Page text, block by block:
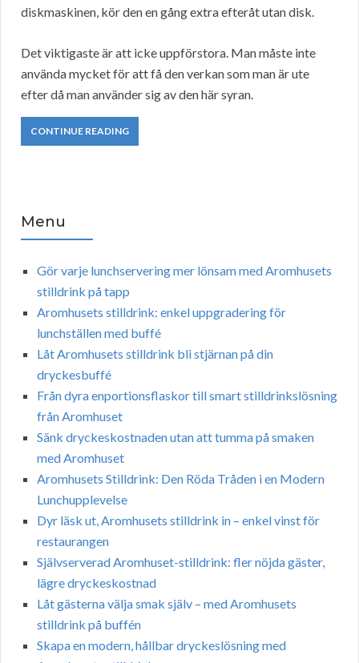
diskmaskinen, kör den en gång extra efteråt utan disk.
Det viktigaste är att icke uppförstora. Man måste inte
använda mycket för att få den verkan som man är ute
efter då man använder sig av den här syran.
CONTINUE READING
Menu
Gör varje lunchservering mer lönsam med Aromhusets
stilldrink på tapp
Aromhusets stilldrink: enkel uppgradering för
lunchställen med buffé
Låt Aromhusets stilldrink bli stjärnan på din
dryckesbuffé
Från dyra enportionsflaskor till smart stilldrinkslösning
från Aromhuset
Sänk dryckeskostnaden utan att tumma på smaken
med Aromhuset
Aromhusets Stilldrink: Den Röda Tråden i en Modern
Lunchupplevelse
Dyr läsk ut, Aromhusets stilldrink in – enkel vinst för
restaurangen
Självserverad Aromhuset-stilldrink: fler nöjda gäster,
lägre dryckeskostnad
Låt gästerna välja smak själv – med Aromhusets
stilldrink på buffén
Skapa en modern, hållbar dryckeslösning med